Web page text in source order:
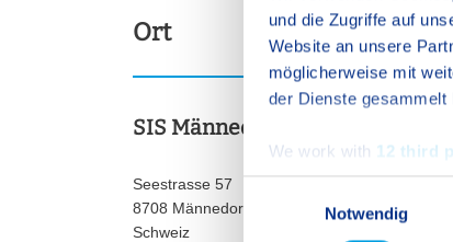
und die Zugriffe auf
Website an unsere
möglicherweise mit
der Dienste gesammelt
We work with 12 third
Notwendig
Ort
SIS Männedorf-Zürich
Seestrasse 57
8708 Männedorf
Schweiz